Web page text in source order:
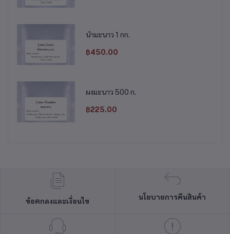
น้ำมะนาว 1 กก.
฿450.00
ผงมะนาว 500 ก.
฿225.00
ข้อตกลงและเงื่อนไข
นโยบายการคืนสินค้า